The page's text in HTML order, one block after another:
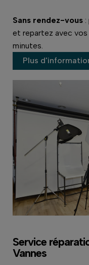
Sans rendez-vous
et repartez avec
minutes.
Plus
Service
Vannes